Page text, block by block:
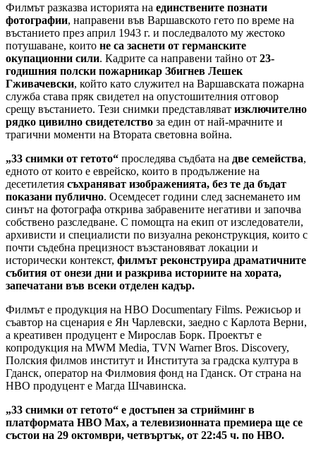
Филмът разказва историята на единствените познати
фотографии, направени във Варшавското гето по време на
въстанието през април 1943 г. и последвалото му жестоко
потушаване, които не са заснети от германските
окупационни сили. Кадрите са направени тайно от 23-
годишния полски пожарникар Збигнев Лешек
Гживачевски, който като служител на Варшавската пожарна
служба става пряк свидетел на опустошителния отговор
срещу въстанието. Тези снимки представляват изключително
рядко цивилно свидетелство за един от най-мрачните и
трагични моменти на Втората световна война.
„33 снимки от гетото“ проследява съдбата на две семейства,
едното от които е еврейско, които в продължение на
десетилетия съхраняват изображенията, без те да бъдат
показани публично. Осемдесет години след заснемането им
синът на фотографа открива забравените негативи и започва
собствено разследване. С помощта на екип от изследователи,
архивисти и специалисти по визуална реконструкция, които с
почти съдебна прецизност възстановяват локации и
исторически контекст, филмът реконструира драматичните
събития от онези дни и разкрива историите на хората,
запечатани във всеки отделен кадър.
Филмът е продукция на HBO Documentary Films. Режисьор и
съавтор на сценария е Ян Чарлевски, заедно с Карлота Верни,
а креативен продуцент е Мирослав Борк. Проектът е
копродукция на MWM Media, TVN Warner Bros. Discovery,
Полския филмов институт и Института за градска култура в
Гданск, оператор на Филмовия фонд на Гданск. От страна на
HBO продуцент е Магда Шчавинска.
„33 снимки от гетото“ е достъпен за стрийминг в
платформата HBO Max, а телевизионната премиера ще се
състои на 29 октомври, четвъртък, от 22:45 ч. по HBO.